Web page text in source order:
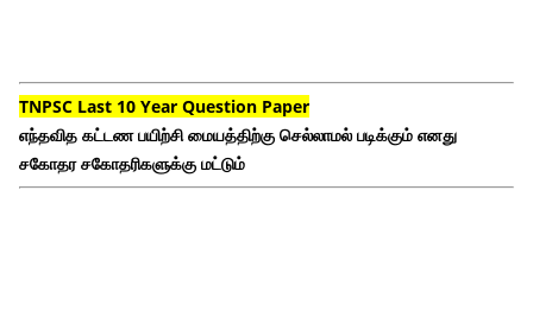
TNPSC Last 10 Year Question Paper
எந்தவித கட்டண பயிற்சி மையத்திற்கு செல்லாமல் படிக்கும் எனது
சகோதர சகோதரிகளுக்கு மட்டும்